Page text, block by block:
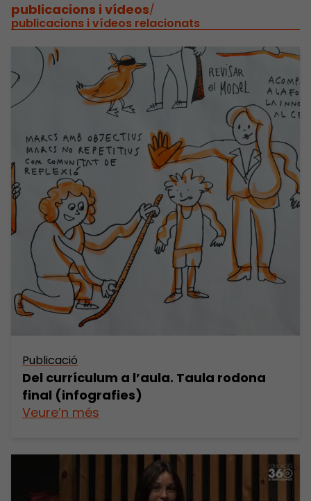
publicacions i vídeos/
publicacions i vídeos relacionats
Publicació
Del currículum a l’aula. Taula rodona
final (infografies)
Veure’n més